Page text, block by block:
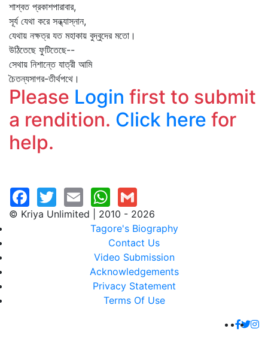
শাশ্বত প্রকাশপারাবার,
সূর্য যেথা করে সন্ধ্যাস্নান,
যেথায় নক্ষত্র যত মহাকায় বুদ্‌বুদের মতো।
উঠিতেছে ফুটিতেছে--
সেথায় নিশান্তে যাত্রী আমি
চৈতন্যসাগর-তীর্থপথে।
Please Login first to submit
a rendition. Click here for
help.
© Kriya Unlimited | 2010 - 2026
Tagore's Biography
Contact Us
Video Submission
Acknowledgements
Privacy Statement
Terms Of Use